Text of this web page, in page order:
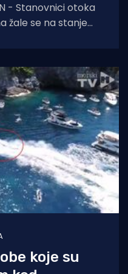
- Stanovnici otoka
žale se na stanje
koje su